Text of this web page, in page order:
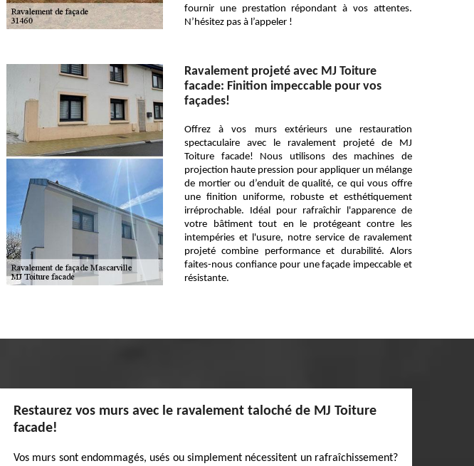
fournir une prestation répondant à vos attentes.
N’hésitez pas à l’appeler !
Ravalement projeté avec MJ Toiture
facade: Finition impeccable pour vos
façades!
Offrez à vos murs extérieurs une restauration
spectaculaire avec le ravalement projeté de MJ
Toiture facade! Nous utilisons des machines de
projection haute pression pour appliquer un mélange
de mortier ou d’enduit de qualité, ce qui vous offre
une finition uniforme, robuste et esthétiquement
irréprochable. Idéal pour rafraîchir l'apparence de
votre bâtiment tout en le protégeant contre les
intempéries et l'usure, notre service de ravalement
projeté combine performance et durabilité. Alors
faites-nous confiance pour une façade impeccable et
résistante.
Restaurez vos murs avec le ravalement taloché de MJ Toiture
facade!
Vos murs sont endommagés, usés ou simplement nécessitent un rafraîchissement?